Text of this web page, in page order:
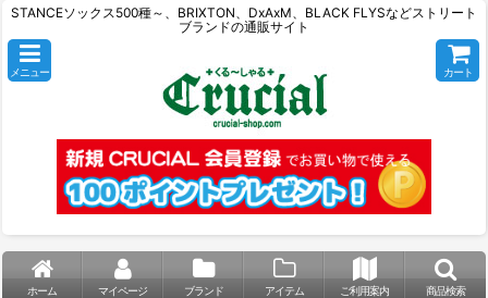
STANCEソックス500種～、BRIXTON、DxAxM、BLACK FLYSなどストリート
ブランドの通販サイト
メニュー カート
ホーム マイページ ブランド アイテム ご利用案内 商品検索